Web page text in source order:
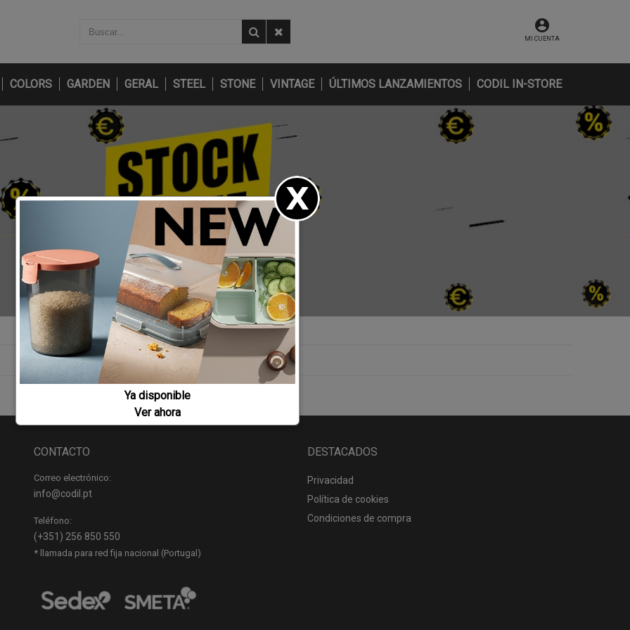
MI CUENTA
COLORS GARDEN GERAL STEEL STONE VINTAGE ÚLTIMOS LANZAMIENTOS CODIL IN-STORE
CONTACTO
Correo electrónico:
info@codil.pt
Teléfono:
(+351) 256 850 550
* llamada para red fija nacional (Portugal)
DESTACADOS
Privacidad
Política de cookies
Condiciones de compra
Ya disponible
Ver ahora